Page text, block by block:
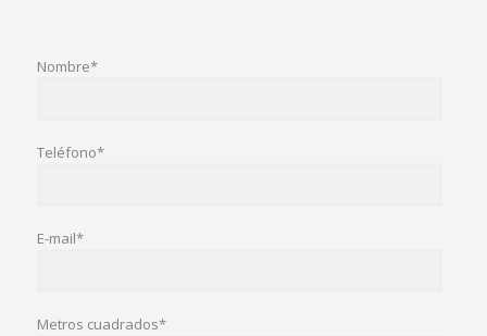
Nombre*
Teléfono*
E-mail*
Metros cuadrados*